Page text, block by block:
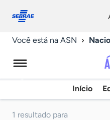
conosco
Você está na ASN
Início
1 resultado para